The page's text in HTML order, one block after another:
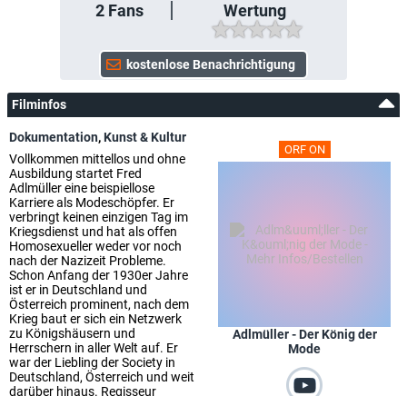
2Fans Wertung
Filminfos
ORF ON
Adlmüller - Der König der
Mode
Dokumentation,Kunst & Kultur
Vollkommen mittellos und ohne
Ausbildung startet Fred
Adlmüller eine beispiellose
Karriere als Modeschöpfer. Er
verbringt keinen einzigen Tag im
Kriegsdienst und hat als offen
Homosexueller weder vor noch
nach der Nazizeit Probleme.
Schon Anfang der 1930er Jahre
ist er in Deutschland und
Österreich prominent, nach dem
Krieg baut er sich ein Netzwerk
zu Königshäusern und
Herrschern in aller Welt auf. Er
war der Liebling der Society in
Deutschland, Österreich und weit
darüber hinaus. Regisseur